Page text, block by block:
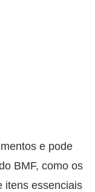
e pode
BMF, como os
itens essenciais